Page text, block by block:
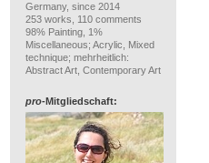
Germany, since 2014
253 works, 110 comments
98% Painting, 1%
Miscellaneous; Acrylic, Mixed
technique; mehrheitlich:
Abstract Art, Contemporary Art
pro-Mitgliedschaft: